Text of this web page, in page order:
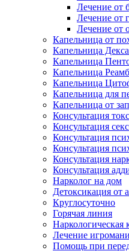
Лечение от
Лечение от
Лечение от
Капельница от
Капельница
Капельница
Капельница
Капельница
Капельница для
Капельница от
Консультация
Консультация
Консультация
Консультация
Консультация
Консультация
Нарколог на дом
Детоксикация от
Круглосуточно
Горячая линия
Наркологическая
Лечение
Помощь при